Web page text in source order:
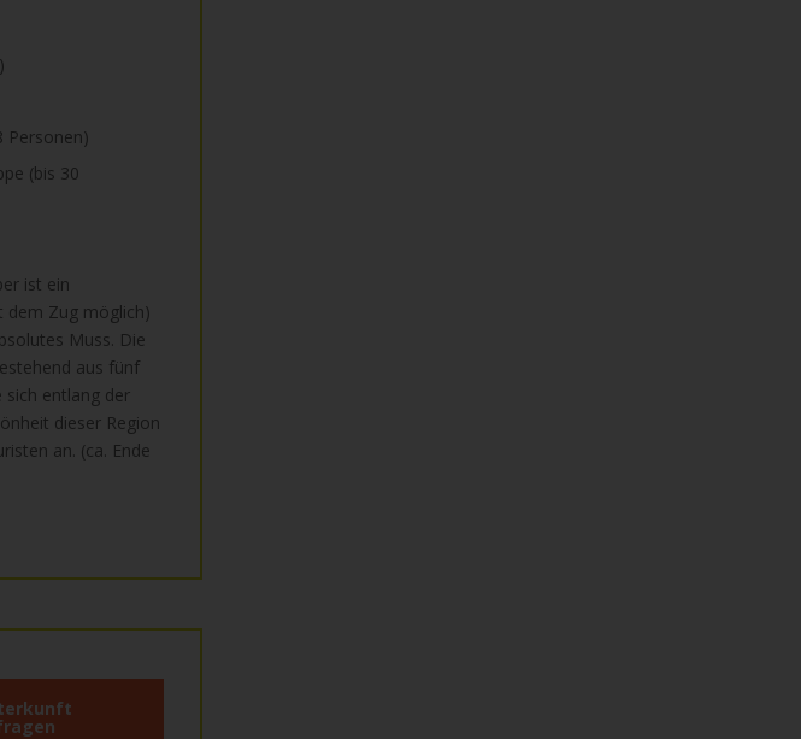
Personen)
(bis 30
ist ein
dem Zug möglich)
Muss. Die
aus fünf
sich entlang der
dieser Region
an. (ca. Ende